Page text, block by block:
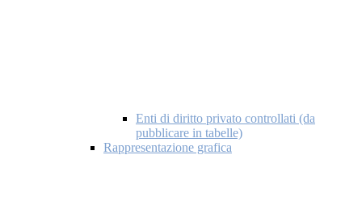
Enti di diritto privato controllati (da
pubblicare in tabelle)
Rappresentazione grafica